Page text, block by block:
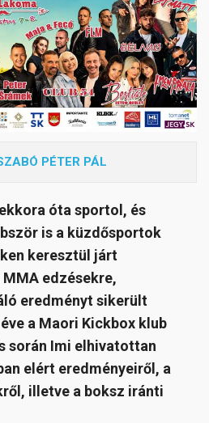
PÉTER PÁL
óta sportol, és
is a küzdősportok
keresztül járt
edzésekre,
eredményt sikerült
a Maori Kickbox klub
során Imi elhivatottan
elért eredményeiről, a
illetve a boksz iránti